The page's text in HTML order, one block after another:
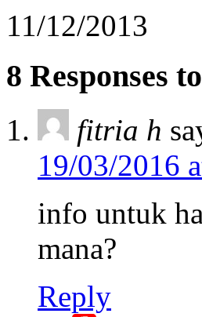
11/12/2013
8 Responses to
fitria h
19/03/2016
info untuk
mana?
Reply